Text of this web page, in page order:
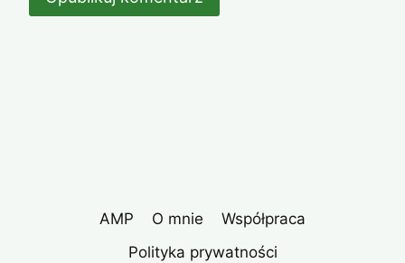
AMP O mnie
Współpraca
Polityka prywatności